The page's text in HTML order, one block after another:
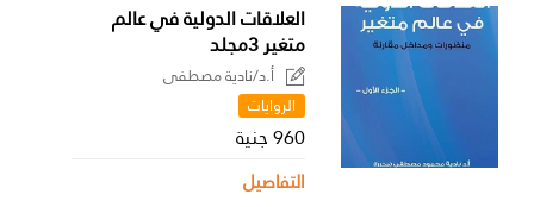
العلاقات الدولية في عالم
متغير 3مجلد
أ.د/نادية مصطفى
الروايات
960 جنية
التفاصيل